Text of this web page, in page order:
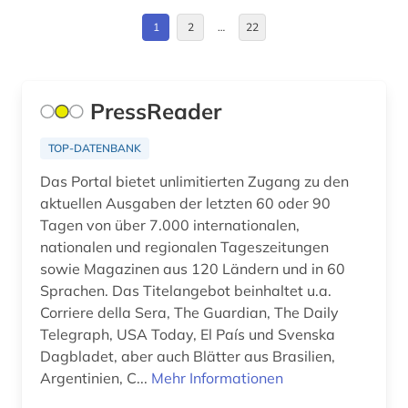
bibliothekswissenschaft (1)
biodiversität (1)
bonn (2)
boston <mass.> (1)
boulevardpresse (1)
boulevardzeitung (1)
branchenberichte (2)
brandenburg (1)
bretagne (1)
Frankreich (15)
Irland (5)
Island (3)
Israel (8)
Italien (10)
Japan (3)
1 2 … 22
PressReader
TOP-DATENBANK
Das Portal bietet unlimitierten Zugang zu den
aktuellen Ausgaben der letzten 60 oder 90
Tagen von über 7.000 internationalen,
nationalen und regionalen Tageszeitungen
sowie Magazinen aus 120 Ländern und in 60
Sprachen. Das Titelangebot beinhaltet u.a.
Corriere della Sera, The Guardian, The Daily
Telegraph, USA Today, El País und Svenska
Dagbladet, aber auch Blätter aus Brasilien,
Argentinien, C... Mehr Informationen